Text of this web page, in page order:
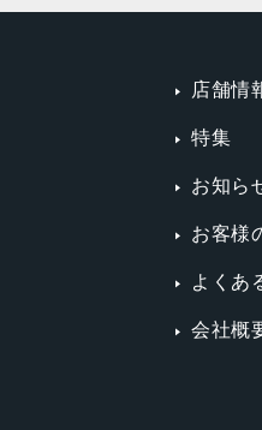
店舗情
特集
お知ら
お客様
よくあ
会社概